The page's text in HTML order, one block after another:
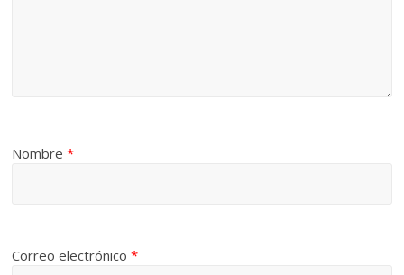
Nombre*
Correo electrónico*